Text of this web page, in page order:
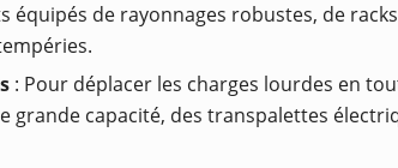
de rayonnages robustes, de
: Pour déplacer les charges lourdes en
grande capacité, des transpalettes